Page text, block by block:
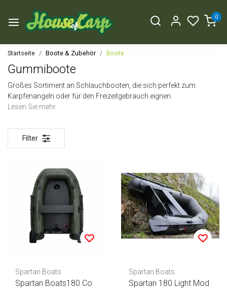
0
Startseite Boote & Zubehör Boote
Gummiboote
Großes Sortiment an Schlauchbooten, die sich perfekt zum
Karpfenangeln oder für den Freizeitgebrauch eignen.
Lesen Sie mehr.
Filter
Spartan Boats
Spartan Boats180 Co
Spartan Boats
Spartan 180 Light Mod